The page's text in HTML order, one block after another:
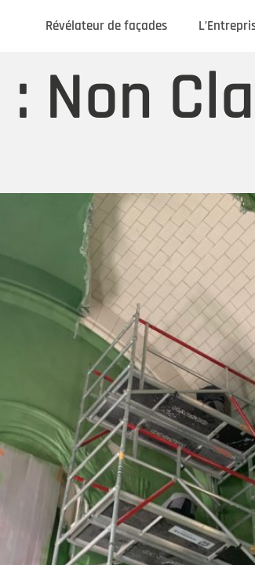
Révélateur de façades
Non